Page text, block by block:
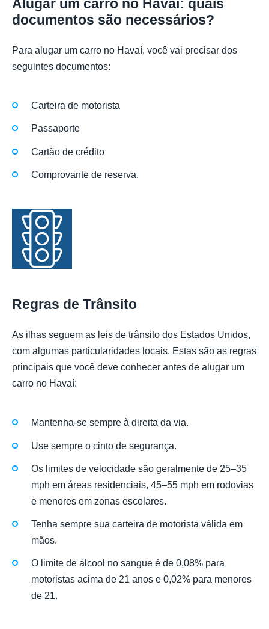
Alugar um carro no Havaí: quais
documentos são necessários?
Para alugar um carro no Havaí, você vai precisar dos
seguintes documentos:
Carteira de motorista
Passaporte
Cartão de crédito
Comprovante de reserva.
Regras de Trânsito
As ilhas seguem as leis de trânsito dos Estados Unidos,
com algumas particularidades locais. Estas são as regras
principais que você deve conhecer antes de alugar um
carro no Havaí:
Mantenha-se sempre à direita da via.
Use sempre o cinto de segurança.
Os limites de velocidade são geralmente de 25–35
mph em áreas residenciais, 45–55 mph em rodovias
e menores em zonas escolares.
Tenha sempre sua carteira de motorista válida em
mãos.
O limite de álcool no sangue é de 0,08% para
motoristas acima de 21 anos e 0,02% para menores
de 21.